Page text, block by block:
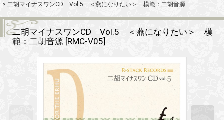
> 二胡マイナスワンCD Vol.5 ＜燕になりたい＞ 模範：二胡音源
二胡マイナスワンCD Vol.5 ＜燕になりたい＞ 模
範：二胡音源 [RMC-V05]